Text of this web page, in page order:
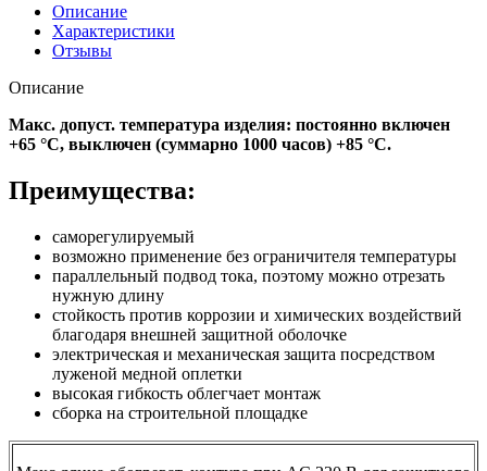
Описание
Характеристики
Отзывы
Описание
Макс. допуст. температура изделия: постоянно включен
+65 °C, выключен (суммарно 1000 часов) +85 °C.
Преимущества:
саморегулируемый
возможно применение без ограничителя температуры
параллельный подвод тока, поэтому можно отрезать
нужную длину
стойкость против коррозии и химических воздействий
благодаря внешней защитной оболочке
электрическая и механическая защита посредством
луженой медной оплетки
высокая гибкость облегчает монтаж
сборка на строительной площадке